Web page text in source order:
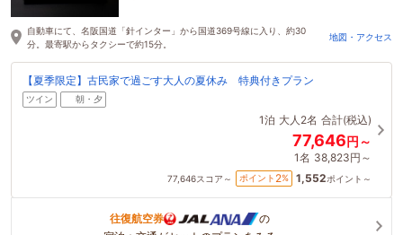
自動車にて、名阪国道「針インター」から国道369号線に入り、約30
分。最寄駅からタクシーで約15分。
地図・アクセス
【夏季限定】古民家で過ごす大人の夏休み 特典付きプラン
ツイン 朝・夕
1泊 大人2名 合計(税込)
77,646円～
1名 38,823円～
77,646スコア～ ポイント 2% 1,552ポイント～
往復航空券
の